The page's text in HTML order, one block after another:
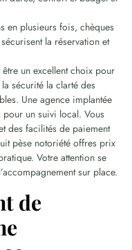
en plusieurs fois, chèques
la réservation et
un excellent choix pour
sécurité la clarté des
Une agence implantée
pour un suivi local. Vous
des facilités de paiement
pèse notoriété offres prix
Votre attention se
sur place.
de